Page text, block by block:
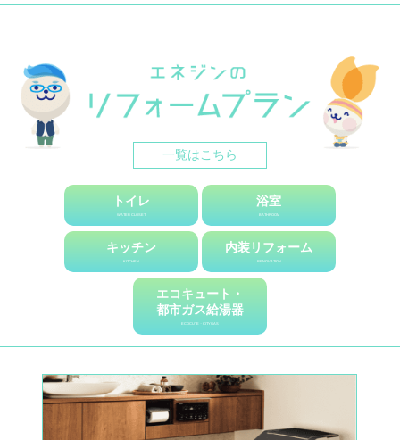
2019.08.30
お知らせ
★☆9/21(土) イベント開催☆★ エネジン＆クリナップ リフ
ォーム相談会2019
★☆イベント開催☆★ 8/31(土)開催♪リフォーム相談会
2019.03.28
お知らせ
【あなたの家は大丈夫?!】この時期はシロアリ対策 ‼
☆これからはエコにリフォーム?!☆リフォームあれこれ配
2019.03.01
お知らせ
【ガス・給湯器サービス】都市ガス給湯器及びエコキュー
トの交換もお任せ！
一覧はこちら
トイレ
WATER CLOSET
浴室
BATHROOM
キッチン
KITCHEN
内装リフォーム
RENOVATION
エコキュート・
都市ガス給湯器
ECOCUTE・CITYGAS